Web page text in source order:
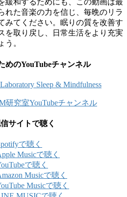
緩和するためにも、この動画は最
れた音楽の力を信じ、毎晩のリラ
みてください。眠りの質を改善す
を取り戻し、日常生活をより充実
う。
めのYouTubeチャンネル
Sleep & Mindfulness
研究室YouTubeチャンネル
サイトで聴く
で聴く
Musicで聴く
で聴く
Musicで聴く
Musicで聴く